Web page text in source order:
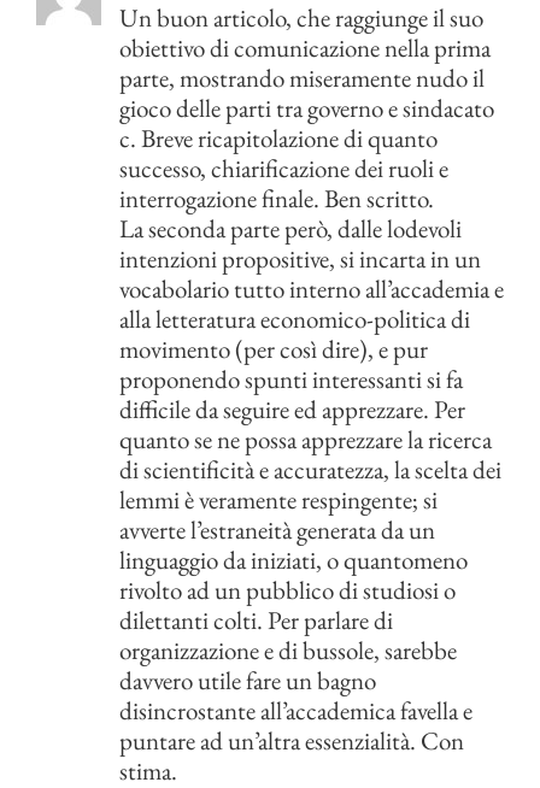
Un buon articolo, che raggiunge il suo
obiettivo di comunicazione nella prima
parte, mostrando miseramente nudo il
gioco delle parti tra governo e sindacato
c. Breve ricapitolazione di quanto
successo, chiarificazione dei ruoli e
interrogazione finale. Ben scritto.
La seconda parte però, dalle lodevoli
intenzioni propositive, si incarta in un
vocabolario tutto interno all’accademia e
alla letteratura economico-politica di
movimento (per così dire), e pur
proponendo spunti interessanti si fa
difficile da seguire ed apprezzare. Per
quanto se ne possa apprezzare la ricerca
di scientificità e accuratezza, la scelta dei
lemmi è veramente respingente; si
avverte l’estraneità generata da un
linguaggio da iniziati, o quantomeno
rivolto ad un pubblico di studiosi o
dilettanti colti. Per parlare di
organizzazione e di bussole, sarebbe
davvero utile fare un bagno
disincrostante all’accademica favella e
puntare ad un’altra essenzialità. Con
stima.